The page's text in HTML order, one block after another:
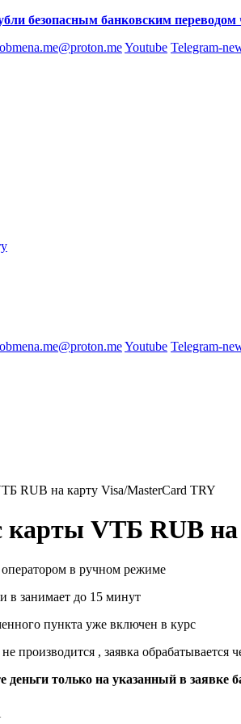
безопасным банковским переводом
Youtube Telegram-
Youtube Telegram-
RUB на карту Visa/MasterCard TRY
карты VТБ RUB
оператором в ручном режиме
в занимает до 15 минут
пункта уже включен в курс
производится , заявка обрабатывается
только на указанный в заявке